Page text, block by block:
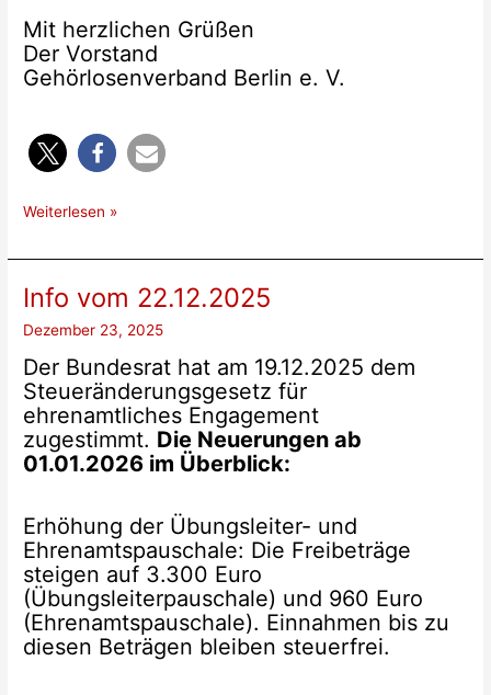
Mit herzlichen Grüßen
Der Vorstand
Gehörlosenverband Berlin e. V.
Frohe
Weiterlesen »
Info vom 22.12.2025
Dezember 23, 2025
Der Bundesrat hat am 19.12.2025 dem
Steueränderungsgesetz für
ehrenamtliches Engagement
zugestimmt. Die Neuerungen ab
01.01.2026 im Überblick:
Erhöhung der Übungsleiter- und
Ehrenamtspauschale: Die Freibeträge
steigen auf 3.300 Euro
(Übungsleiterpauschale) und 960 Euro
(Ehrenamtspauschale). Einnahmen bis zu
diesen Beträgen bleiben steuerfrei.